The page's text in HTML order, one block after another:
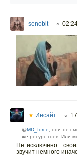
senobit ○
★ Инсайт ○
@MD_force, они не
же ресурс гоев. Или
Не
звучит немного